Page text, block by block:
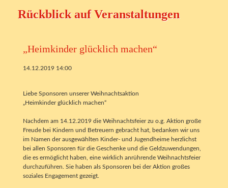
Rückblick auf Veranstaltungen
„Heimkinder glücklich machen“
14.12.2019 14:00
Liebe Sponsoren unserer Weihnachtsaktion
„Heimkinder glücklich machen“
Nachdem am 14.12.2019 die Weihnachtsfeier zu o.g. Aktion große
Freude bei Kindern und Betreuern gebracht hat, bedanken wir uns
im Namen der ausgewählten Kinder- und Jugendheime herzlichst
bei allen Sponsoren für die Geschenke und die Geldzuwendungen,
die es ermöglicht haben, eine wirklich anrührende Weihnachtsfeier
durchzuführen. Sie haben als Sponsoren bei der Aktion großes
soziales Engagement gezeigt.